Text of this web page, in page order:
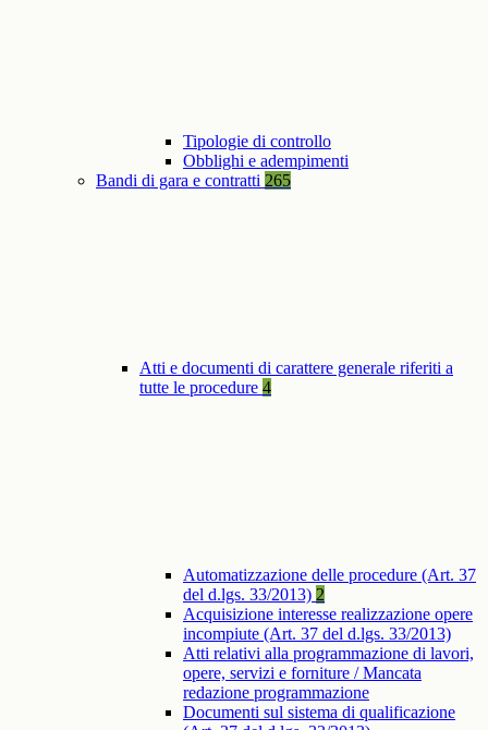
Tipologie di controllo
Obblighi e adempimenti
Bandi di gara e contratti 265
Atti e documenti di carattere generale riferiti a
tutte le procedure 4
Automatizzazione delle procedure (Art. 37
del d.lgs. 33/2013) 2
Acquisizione interesse realizzazione opere
incompiute (Art. 37 del d.lgs. 33/2013)
Atti relativi alla programmazione di lavori,
opere, servizi e forniture / Mancata
redazione programmazione
Documenti sul sistema di qualificazione